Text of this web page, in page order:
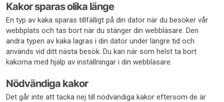
Kakor sparas olika länge
En typ av kaka sparas tillfälligt på din dator när du besöker vår
webbplats och tas bort när du stänger din webbläsare. Den
andra typen av kaka lagras i din dator under längre tid och
används vid ditt nästa besök. Du kan när som helst ta bort
kakorna med hjälp av inställningar i din webbläsare.
Nödvändiga kakor
Det går inte att tacka nej till nödvändiga kakor eftersom de är